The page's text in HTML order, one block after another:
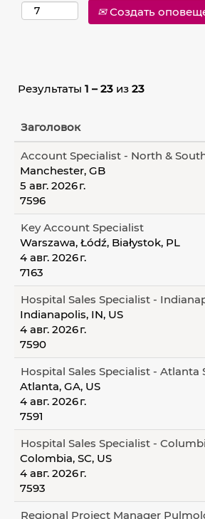
Создать
Результаты 1 – 23 из 23
Заголовок
Account Specialist - North &
Manchester, GB
5 авг. 2026 г.
7596
Key Account Specialist
Warszawa, Łódź, Białystok, PL
4 авг. 2026 г.
7163
Hospital Sales Specialist -
Indianapolis, IN, US
4 авг. 2026 г.
7590
Hospital Sales Specialist - Atlanta
Atlanta, GA, US
4 авг. 2026 г.
7591
Hospital Sales Specialist -
Colombia, SC, US
4 авг. 2026 г.
7593
Regional Project Manager